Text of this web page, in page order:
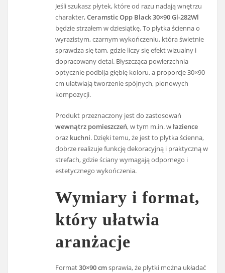
Jeśli szukasz płytek, które od razu nadają wnętrzu
charakter,Ceramstic Opp Black 30×90 Gl-282Wl
będzie strzałem w dziesiątkę. To płytka ścienna o
wyrazistym, czarnym wykończeniu, która świetnie
sprawdza się tam, gdzie liczy się efekt wizualny i
dopracowany detal. Błyszcząca powierzchnia
optycznie podbija głębię koloru, a proporcje 30×90
cm ułatwiają tworzenie spójnych, pionowych
kompozycji.
Produkt przeznaczony jest do zastosowań
wewnątrz pomieszczeń, w tym m.in. włazience
oraz kuchni. Dzięki temu, że jest to płytka ścienna,
dobrze realizuje funkcję dekoracyjną i praktyczną w
strefach, gdzie ściany wymagają odpornego i
estetycznego wykończenia.
Wymiary i format,
który ułatwia
aranżacje
Format30×90 cmsprawia, że płytki można układać